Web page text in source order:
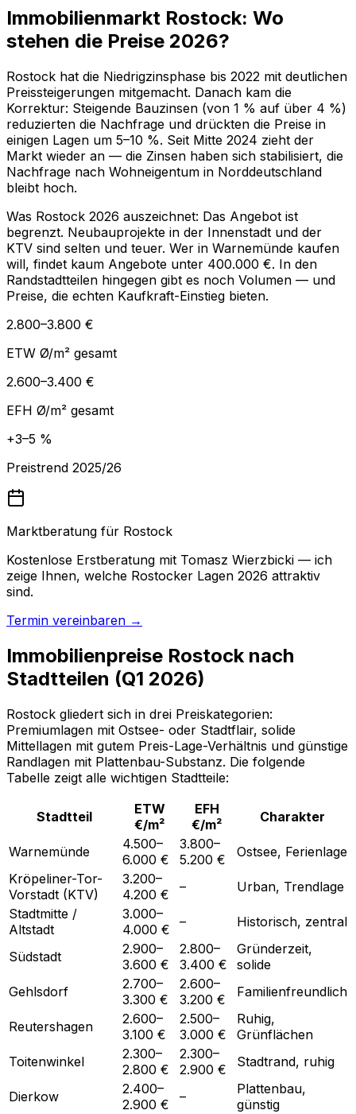
Immobilienmarkt Rostock: Wo
stehen die Preise 2026?
Rostock hat die Niedrigzinsphase bis 2022 mit deutlichen
Preissteigerungen mitgemacht. Danach kam die
Korrektur: Steigende Bauzinsen (von 1 % auf über 4 %)
reduzierten die Nachfrage und drückten die Preise in
einigen Lagen um 5–10 %. Seit Mitte 2024 zieht der
Markt wieder an — die Zinsen haben sich stabilisiert, die
Nachfrage nach Wohneigentum in Norddeutschland
bleibt hoch.
Was Rostock 2026 auszeichnet: Das Angebot ist
begrenzt. Neubauprojekte in der Innenstadt und der
KTV sind selten und teuer. Wer in Warnemünde kaufen
will, findet kaum Angebote unter 400.000 €. In den
Randstadtteilen hingegen gibt es noch Volumen — und
Preise, die echten Kaufkraft-Einstieg bieten.
2.800–3.800 €
ETW Ø/m² gesamt
2.600–3.400 €
EFH Ø/m² gesamt
+3–5 %
Preistrend 2025/26
Marktberatung für Rostock
Kostenlose Erstberatung mit Tomasz Wierzbicki — ich
zeige Ihnen, welche Rostocker Lagen 2026 attraktiv
sind.
Termin vereinbaren →
Immobilienpreise Rostock nach
Stadtteilen (Q1 2026)
Rostock gliedert sich in drei Preiskategorien:
Premiumlagen mit Ostsee- oder Stadtflair, solide
Mittellagen mit gutem Preis-Lage-Verhältnis und günstige
Randlagen mit Plattenbau-Substanz. Die folgende
Tabelle zeigt alle wichtigen Stadtteile:
Stadtteil
ETW
€/m²
EFH
€/m²
Charakter
Warnemünde
4.500–
6.000 €
3.800–
5.200 €
Ostsee, Ferienlage
Kröpeliner-Tor-
Vorstadt (KTV)
3.200–
4.200 €
–
Urban, Trendlage
Stadtmitte /
Altstadt
3.000–
4.000 €
– Historisch, zentral
Südstadt
2.900–
3.600 €
2.800–
3.400 €
Gründerzeit,
solide
Gehlsdorf
2.700–
3.300 €
2.600–
3.200 €
Familienfreundlich
Reutershagen
2.600–
3.100 €
2.500–
3.000 €
Ruhig,
Grünflächen
Toitenwinkel
2.300–
2.800 €
2.300–
2.900 €
Stadtrand, ruhig
Dierkow
2.400–
2.900 €
–
Plattenbau,
günstig